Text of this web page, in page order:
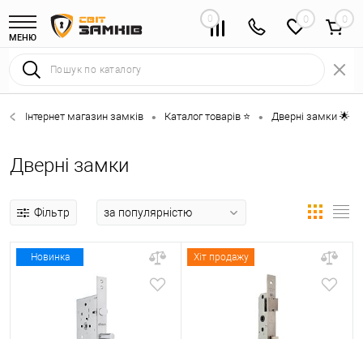
МЕНЮ
0 0
Інтернет магазин замків • Каталог товарів ⭐ • Дверні замки 🌟
Дверні замки
Фільтр
Новинка Хіт продажу